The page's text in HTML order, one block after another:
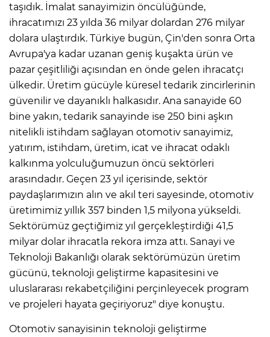
taşıdık. İmalat sanayimizin öncülüğünde,
ihracatımızı 23 yılda 36 milyar dolardan 276 milyar
dolara ulaştırdık. Türkiye bugün, Çin'den sonra Orta
Avrupa'ya kadar uzanan geniş kuşakta ürün ve
pazar çeşitliliği açısından en önde gelen ihracatçı
ülkedir. Üretim gücüyle küresel tedarik zincirlerinin
güvenilir ve dayanıklı halkasıdır. Ana sanayide 60
bine yakın, tedarik sanayinde ise 250 bini aşkın
nitelikli istihdam sağlayan otomotiv sanayimiz,
yatırım, istihdam, üretim, icat ve ihracat odaklı
kalkınma yolculuğumuzun öncü sektörleri
arasındadır. Geçen 23 yıl içerisinde, sektör
paydaşlarımızın alın ve akıl teri sayesinde, otomotiv
üretimimiz yıllık 357 binden 1,5 milyona yükseldi.
Sektörümüz geçtiğimiz yıl gerçekleştirdiği 41,5
milyar dolar ihracatla rekora imza attı. Sanayi ve
Teknoloji Bakanlığı olarak sektörümüzün üretim
gücünü, teknoloji geliştirme kapasitesini ve
uluslararası rekabetçiliğini perçinleyecek program
ve projeleri hayata geçiriyoruz" diye konuştu.
Otomotiv sanayisinin teknoloji geliştirme